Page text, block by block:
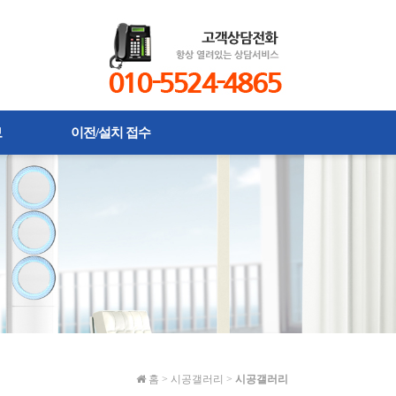
이전/설치 접수
홈 > 시공갤러리 > 시공갤러리